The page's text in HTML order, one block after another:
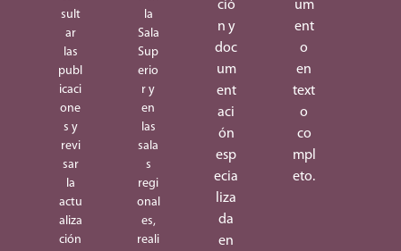
sult
ar
las
publ
icaci
one
s y
revi
sar
la
actu
aliza
ción
la
Sala
Sup
erio
r y
en
las
sala
s
regi
onal
es,
reali
ció
n y
doc
um
ent
aci
ón
esp
ecia
liza
da
en
um
ent
o
en
text
o
co
mpl
eto.